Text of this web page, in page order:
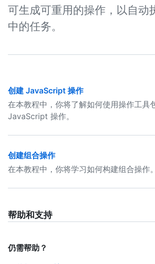
可生成可重用的操作，以自动
中的任务。
创建 JavaScript 操作
在本教程中，你将了解如何使用操作工具
JavaScript 操作。
创建组合操作
在本教程中，你将学习如何构建组合操作。
帮助和支持
仍需帮助？